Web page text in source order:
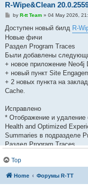
R-Wipe&Clean
by R-tt Team» 04 May 2026,
Доступен новый билд R-
Новые фичи
Раздел Program Traces
Были добавлены
+ новое приложение Neo4j
+ новый пункт Site
+ 2 новых пункта на
Cache.
Исправлено
* Отображение и
Health and Optimized
Summaries в подразделе
Раздел Program Traces
на закладках CapCut и
Top
Home Форумы R-TT